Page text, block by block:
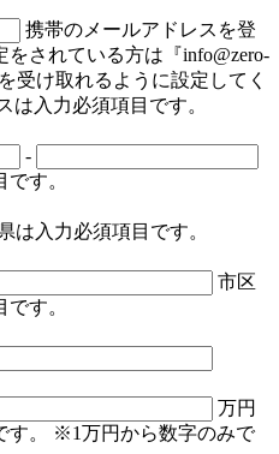
携帯のメールアドレスを登
されている方は『info@zero-
受け取れるように設定してく
は入力必須項目です。
-
す。
は入力必須項目です。
市区
す。
万円
。
※1万円から数字のみで